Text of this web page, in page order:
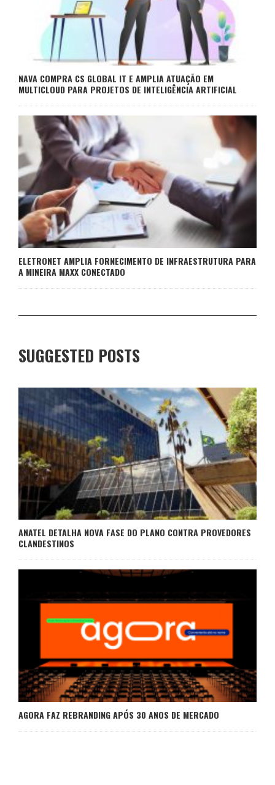
NAVA COMPRA CS GLOBAL IT E AMPLIA ATUAÇÃO EM
MULTICLOUD PARA PROJETOS DE INTELIGÊNCIA ARTIFICIAL
ELETRONET AMPLIA FORNECIMENTO DE INFRAESTRUTURA PARA
A MINEIRA MAXX CONECTADO
SUGGESTED POSTS
ANATEL DETALHA NOVA FASE DO PLANO CONTRA PROVEDORES
CLANDESTINOS
AGORA FAZ REBRANDING APÓS 30 ANOS DE MERCADO